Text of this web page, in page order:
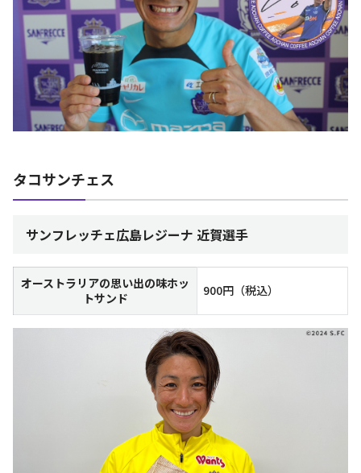
タコサンチェス
サンフレッチェ広島レジーナ 近賀選手
オーストラリアの思い出の味ホッ
トサンド
900円（税込）